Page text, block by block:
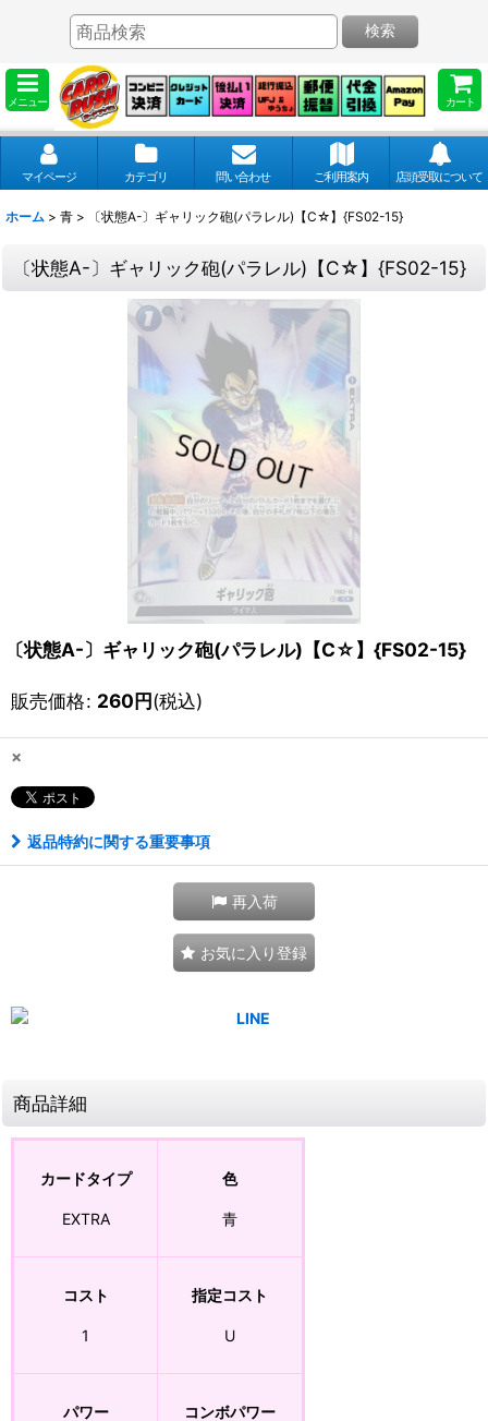
メニュー カート
検索
マイページ カテゴリ 問い合わせ ご利用案内 店頭受取について
ホーム > 青 > 〔状態A-〕ギャリック砲(パラレル)【C☆】{FS02-15}
〔状態A-〕ギャリック砲(パラレル)【C☆】{FS02-15}
〔状態A-〕ギャリック砲(パラレル)【C☆】{FS02-15}
販売価格: 260円(税込)
×
返品特約に関する重要事項
再入荷
お気に入り登録
商品詳細
カードタイプ
EXTRA
色
青
コスト
1
指定コスト
U
パワー コンボパワー